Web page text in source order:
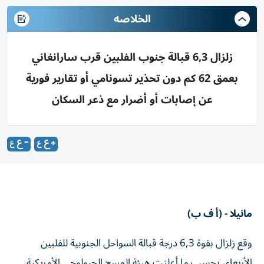
الخلاصه
زلزال 6,3 قبالة جنوب الفلبين قرب سارانغاني
بعمق 62 كم دون تحذير تسونامي أو تقارير فورية
عن إصابات أو أضرار مع ذعر السكان
مانيلا - (أ ف ب)
وقع زلزال بقوة 6,3 درجة قبالة السواحل الجنوبية للفلبين